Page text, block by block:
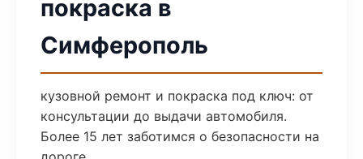
покраска в
Симферополь
кузовной ремонт и покраска под ключ: от
консультации до выдачи автомобиля.
Более 15 лет заботимся о безопасности на